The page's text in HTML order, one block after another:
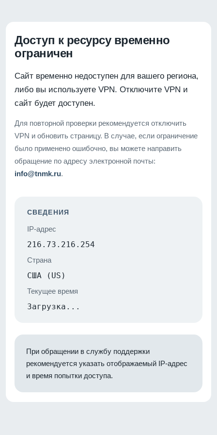
Доступ к ресурсу временно
ограничен
Сайт временно недоступен для вашего региона,
либо вы используете VPN. Отключите VPN и
сайт будет доступен.
Для повторной проверки рекомендуется отключить
VPN и обновить страницу. В случае, если ограничение
было применено ошибочно, вы можете направить
обращение по адресу электронной почты:
info@tnmk.ru.
СВЕДЕНИЯ
IP-адрес
216.73.216.254
Страна
США (US)
Текущее время
Загрузка...
При обращении в службу поддержки
рекомендуется указать отображаемый IP-адрес
и время попытки доступа.